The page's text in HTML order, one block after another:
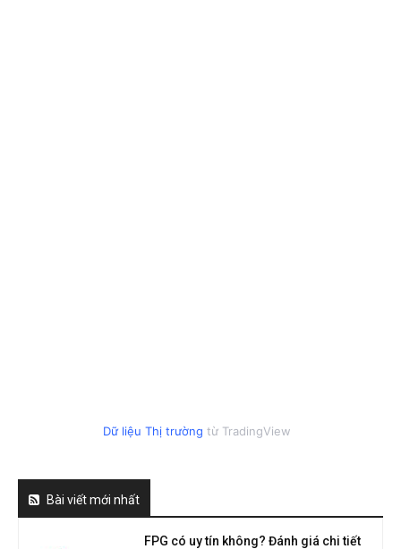
Dữ liệu Thị trường từ TradingView
Bài viết mới nhất
FPG có uy tín không? Đánh giá chi tiết